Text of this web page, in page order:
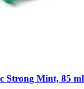
Strong Mint, 85 ml